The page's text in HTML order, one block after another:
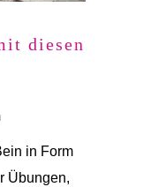
diesen
in Form
Übungen,